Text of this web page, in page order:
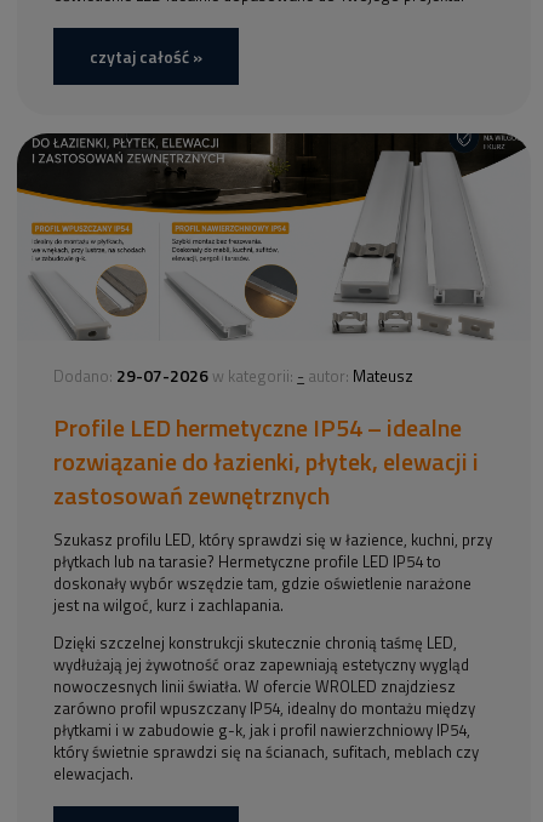
czytaj całość »
Dodano: 29-07-2026 w kategorii: - autor: Mateusz
Profile LED hermetyczne IP54 – idealne
rozwiązanie do łazienki, płytek, elewacji i
zastosowań zewnętrznych
Szukasz profilu LED, który sprawdzi się w łazience, kuchni, przy
płytkach lub na tarasie? Hermetyczne profile LED IP54 to
doskonały wybór wszędzie tam, gdzie oświetlenie narażone
jest na wilgoć, kurz i zachlapania.
Dzięki szczelnej konstrukcji skutecznie chronią taśmę LED,
wydłużają jej żywotność oraz zapewniają estetyczny wygląd
nowoczesnych linii światła. W ofercie WROLED znajdziesz
zarówno profil wpuszczany IP54, idealny do montażu między
płytkami i w zabudowie g-k, jak i profil nawierzchniowy IP54,
który świetnie sprawdzi się na ścianach, sufitach, meblach czy
elewacjach.